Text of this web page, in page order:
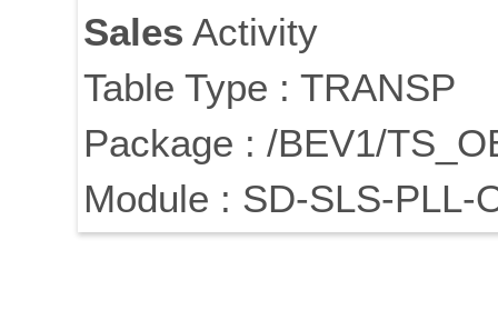
Sales Activity
Table Type : TRANSP
Package : /BEV1/
Module : SD-SLS-PLL-